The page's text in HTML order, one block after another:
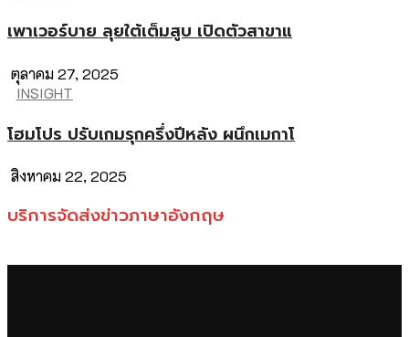
เพาเวอร์บาย ลุยใต้เต็มสูบ เปิดตัวสาขาแ
ตุลาคม 27, 2025
INSIGHT
โฮมโปร ปรับเกมรุกครึ่งปีหลัง ผนึกเมกาโ
สิงหาคม 22, 2025
บริการจัดส่งข่าวภาษาอังกฤษ